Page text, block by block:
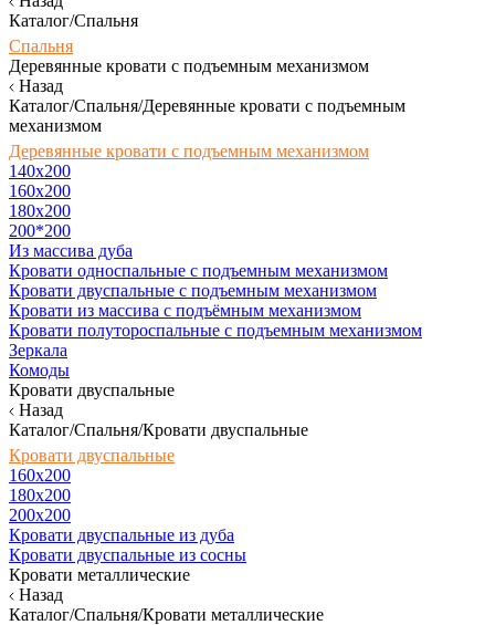
Каталог/Спальня
Спальня
Деревянные кровати с подъемным механизмом
Назад
Каталог/Спальня/Деревянные кровати с подъемным
механизмом
Деревянные кровати с подъемным механизмом
140x200
160х200
180х200
200*200
Из массива дуба
Кровати односпальные с подъемным механизмом
Кровати двуспальные с подъемным механизмом
Кровати из массива с подъёмным механизмом
Кровати полутороспальные с подъемным механизмом
Зеркала
Комоды
Кровати двуспальные
Назад
Каталог/Спальня/Кровати двуспальные
Кровати двуспальные
160х200
180x200
200x200
Кровати двуспальные из дуба
Кровати двуспальные из сосны
Кровати металлические
Назад
Каталог/Спальня/Кровати металлические